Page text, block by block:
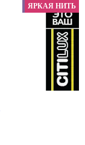
ЯРКАЯ НИТЬ
ЯРКАЯ НИТЬ
РАСПРОДАЖА
РАСПРОДАЖА
ЯРКАЯ НИТЬ
ЯРКАЯ НИТЬ
ЯРКАЯ НИТЬ
ЯРКАЯ НИТЬ
ЯРКАЯ НИТЬ
ЯРКАЯ НИТЬ
ЯРКАЯ НИТЬ
РАСПРОДАЖА
ЯРКАЯ НИТЬ
ЯРКАЯ НИТЬ